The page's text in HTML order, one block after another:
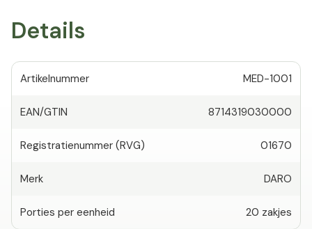
Details
Artikelnummer MED-1001
EAN/GTIN 8714319030000
Registratienummer (RVG) 01670
Merk DARO
Porties per eenheid 20 zakjes